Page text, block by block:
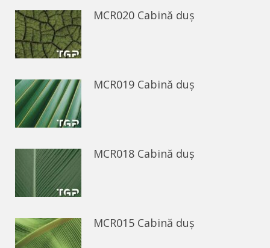
MCR020 Cabină duș
MCR019 Cabină duș
MCR018 Cabină duș
MCR015 Cabină duș